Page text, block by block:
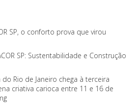
SP, o conforto prova que virou
SP: Sustentabilidade e Construção
do Rio de Janeiro chega à terceira
criativa carioca entre 11 e 16 de